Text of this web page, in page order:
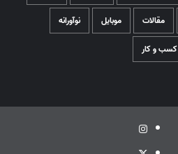
مقالات موبایل نوآورانه
کسب و کار
اینستاگرام